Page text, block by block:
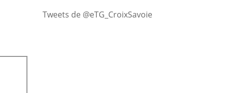
Tweets de @eTG_CroixSavoie